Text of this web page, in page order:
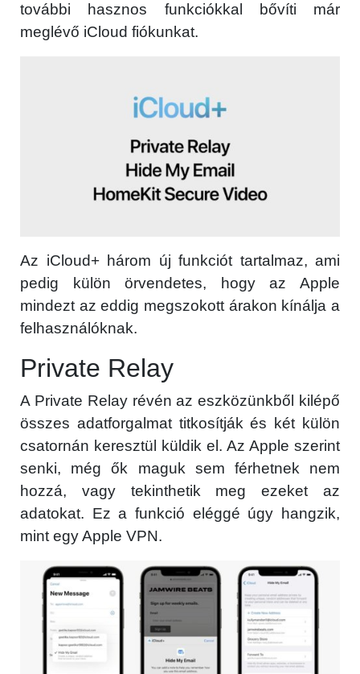
további hasznos funkciókkal bővíti már
meglévő iCloud fiókunkat.
Az iCloud+ három új funkciót tartalmaz, ami
pedig külön örvendetes, hogy az Apple
mindezt az eddig megszokott árakon kínálja a
felhasználóknak.
Private Relay
A Private Relay révén az eszközünkből kilépő
összes adatforgalmat titkosítják és két külön
csatornán keresztül küldik el. Az Apple szerint
senki, még ők maguk sem férhetnek nem
hozzá, vagy tekinthetik meg ezeket az
adatokat. Ez a funkció eléggé úgy hangzik,
mint egy Apple VPN.